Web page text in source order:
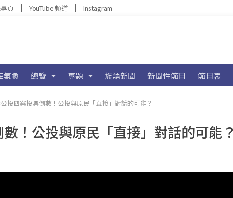
頁 YouTube 頻道 Instagram
氣象 總覽 專題 族語新聞 新聞性節目 節目表
投四案投票倒數！公投與原民「直接」對話的可能？
！公投與原民「直接」對話的可能？